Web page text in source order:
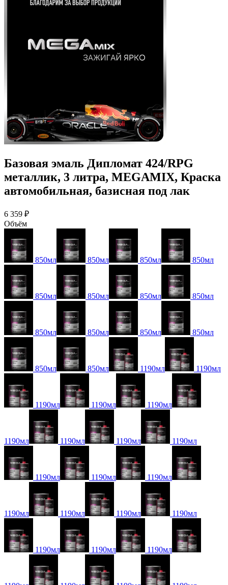
Базовая эмаль Дипломат 424/RPG
металлик, 3 литра, MEGAMIX, Краска
автомобильная, базисная под лак
6 359 ₽
Объём
850мл 850мл 850мл 850мл
850мл 850мл 850мл 850мл
850мл 850мл 850мл 850мл
850мл 850мл 1190мл 1190мл
1190мл 1190мл 1190мл
1190мл 1190мл 1190мл 1190мл
1190мл 1190мл 1190мл
1190мл 1190мл 1190мл 1190мл
1190мл 1190мл 1190мл